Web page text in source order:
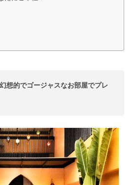
想的でゴージャスなお部屋でプレ